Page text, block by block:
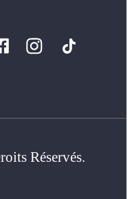
Réservés.